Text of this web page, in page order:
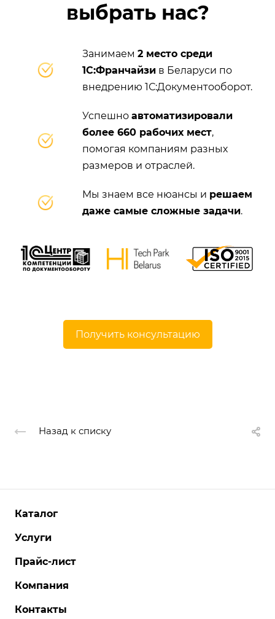
выбрать нас?
Занимаем 2 место среди
1С:Франчайзи в Беларуси по
внедрению 1С:Документооборот.
Успешно автоматизировали
более 660 рабочих мест,
помогая компаниям разных
размеров и отраслей.
Мы знаем все нюансы и решаем
даже самые сложные задачи.
Получить консультацию
Назад к списку
Каталог
Услуги
Прайс-лист
Компания
Контакты